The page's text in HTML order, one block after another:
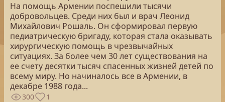
На помощь Армении поспешили тысячи
добровольцев. Среди них был и врач Леонид
Михайлович Рошаль. Он сформировал первую
педиатрическую бригаду, которая стала оказывать
хирургическую помощь в чрезвычайных
ситуациях. За более чем 30 лет существования на
ее счету десятки тысяч спасенных жизней детей по
всему миру. Но начиналось все в Армении, в
декабре 1988 года...
300 1